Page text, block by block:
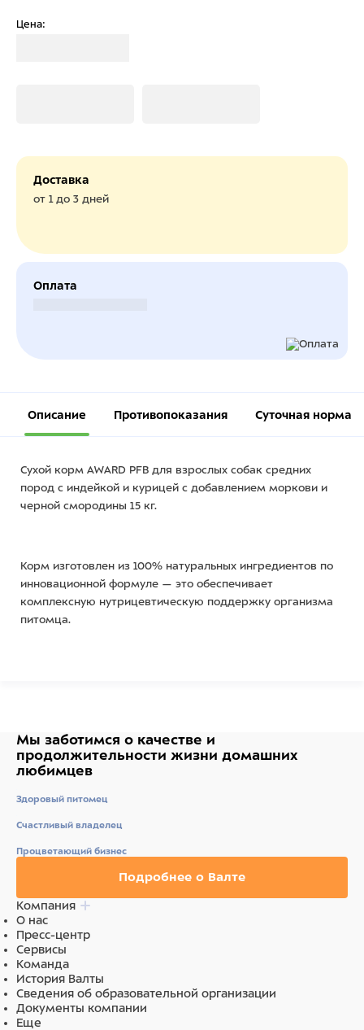
Цена:
Доставка
от 1 до 3 дней
Оплата
Описание Противопоказания Суточная норма
Сухой корм AWARD PFB для взрослых собак средних
пород с индейкой и курицей с добавлением моркови и
черной смородины 15 кг.
Корм изготовлен из 100% натуральных ингредиентов по
инновационной формуле — это обеспечивает
комплексную нутрицевтическую поддержку организма
питомца.
Корм обогащен полиненасыщенными жирными
кислотами, которые повышают качество шерсти и
Пробиотики и пребиотики помогают сохранять
способствуют оптимальному усвоению питательных
веществ.
В состав добавлена морковь — отличный источник
клетчатки, улучшающий работу ЖКТ. Без красителей и
консервантов.
Мы заботимся о качестве и
продолжительности жизни домашних
любимцев
Здоровый питомец
Счастливый владелец
Процветающий бизнес
Подробнее о Валте
Компания
О нас
Пресс-центр
Сервисы
Команда
История Валты
Сведения об образовательной организации
Документы компании
Еще